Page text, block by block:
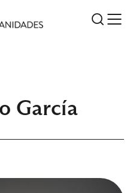
García